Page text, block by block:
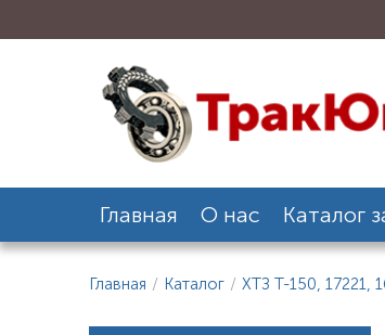
Главная О нас Каталог
Главная / Каталог / ХТЗ Т-150, 17221,